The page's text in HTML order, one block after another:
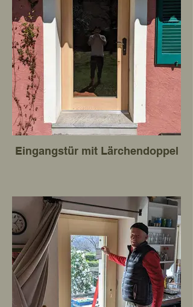
Eingangstür mit Lärchendoppel